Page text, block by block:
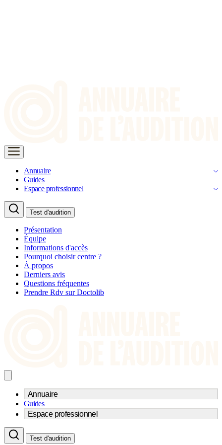
Annuaire
Guides
Espace professionnel
Test d'audition
Présentation
Équipe
Informations d'accès
Pourquoi choisir centre ?
À propos
Derniers avis
Questions fréquentes
Prendre Rdv sur Doctolib
Annuaire
Trouvez un professionnel de l'audition
Centre d'audioprothèse
Médecins ORL & Phoniatres
Guides
Espace professionnel
Acteurs et services
Fournisseurs
Test d'audition